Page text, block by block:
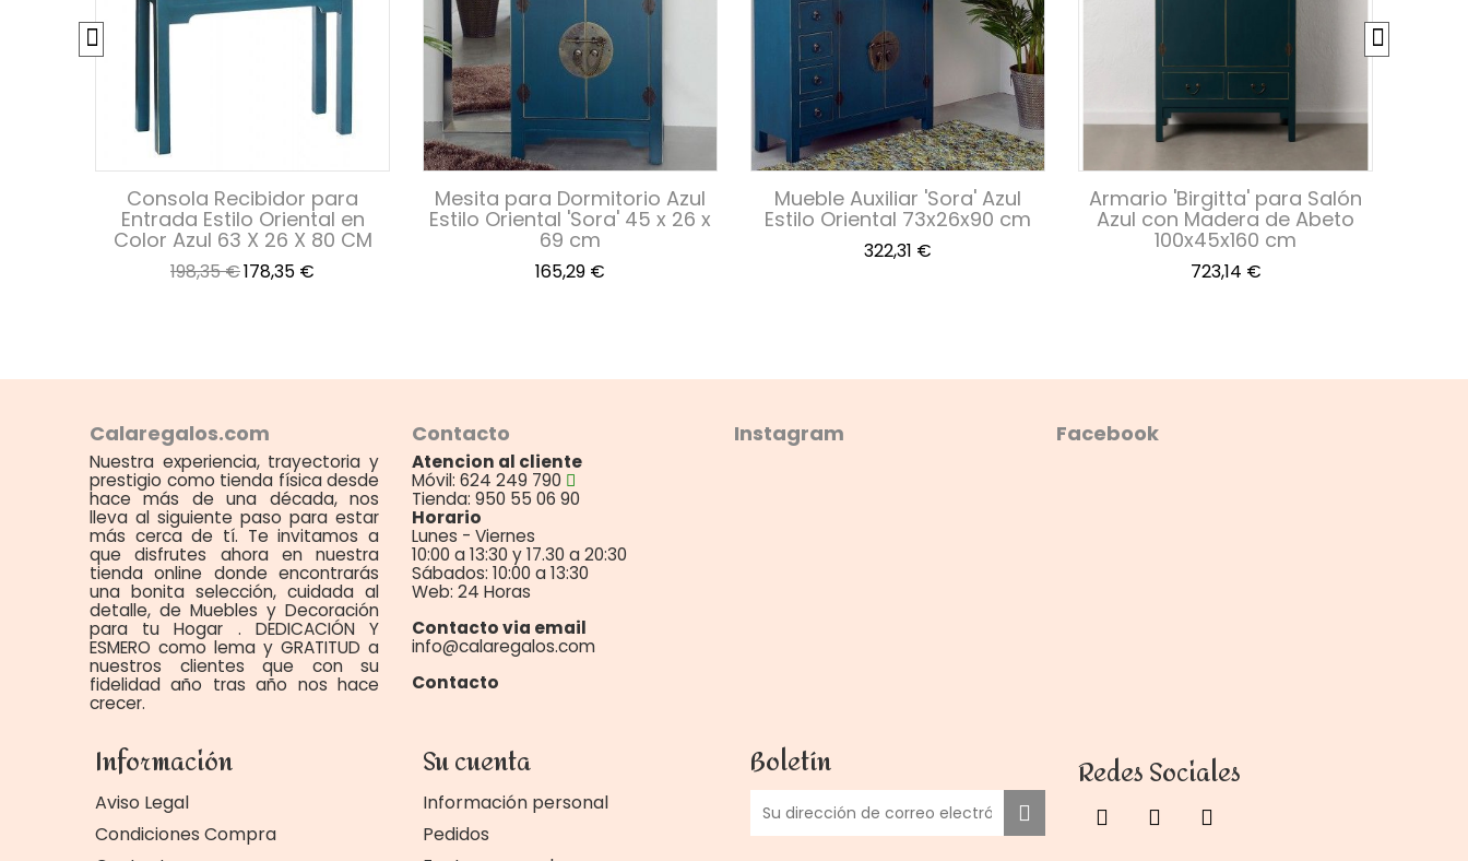
Consola Recibidor para
Entrada Estilo Oriental en
Color Azul 63 X 26 X 80 CM
Precio
base
198,35 €Precio
178,35 €
Mesita para Dormitorio Azul
Estilo Oriental 'Sora' 45 x 26 x
69 cm
Precio
165,29 €
Mueble Auxiliar 'Sora' Azul
Estilo Oriental 73x26x90 cm
Precio
322,31 €
Armario 'Birgitta' para Salón
Azul con Madera de Abeto
100x45x160 cm
Precio
723,14 €
Calaregalos.com
Nuestra experiencia, trayectoria y
prestigio como tienda física desde
hace más de una década, nos
lleva al siguiente paso para estar
más cerca de tí. Te invitamos a
que disfrutes ahora en nuestra
tienda online donde encontrarás
una bonita selección, cuidada al
detalle, de Muebles y Decoración
para tu Hogar . DEDICACIÓN Y
ESMERO como lema y GRATITUD a
nuestros clientes que con su
fidelidad año tras año nos hace
crecer.
Contacto
Atencion al cliente
Móvil: 624 249 790
Tienda: 950 55 06 90
Horario
Lunes - Viernes
10:00 a 13:30 y 17.30 a 20:30
Sábados: 10:00 a 13:30
Web: 24 Horas
Contacto via email
info@calaregalos.com
Contacto
Instagram Facebook
Información
Aviso Legal
Condiciones Compra
Su cuenta
Información personal
Pedidos
Boletín Redes Sociales